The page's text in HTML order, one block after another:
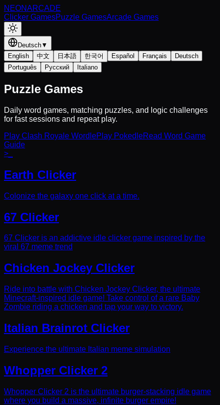
NEONARCADE
Clicker GamesPuzzle GamesArcade Games
Deutsch▼
English
中文 日本語 한국어 Español Français
Deutsch
Português
Русский Italiano
Puzzle Games
Daily word games, matching puzzles, and logic challenges
for fast sessions and repeat play.
Play Clash Royale WordlePlay PokedleRead Word Game
Guide
>_
Earth Clicker
Colonize the galaxy one click at a time.
67 Clicker
67 Clicker is an addictive idle clicker game inspired by the
viral 67 meme trend
Chicken Jockey Clicker
Ride into battle with Chicken Jockey Clicker, the ultimate
Minecraft-inspired idle game! Take control of a rare Baby
Zombie riding a chicken and tap your way to victory.
Italian Brainrot Clicker
Experience the ultimate Italian meme simulation
Whopper Clicker 2
Whopper Clicker 2 is the ultimate burger-stacking idle game
where you build a massive, infinite burger empire!